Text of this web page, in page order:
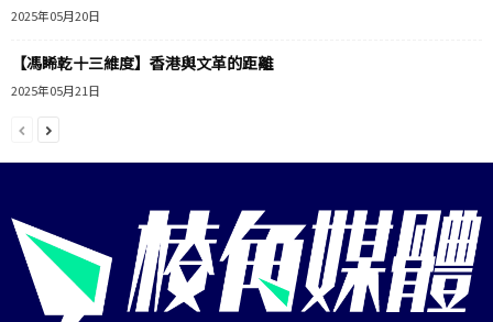
2025年05月20日
【馮睎乾十三維度】香港與文革的距離
2025年05月21日